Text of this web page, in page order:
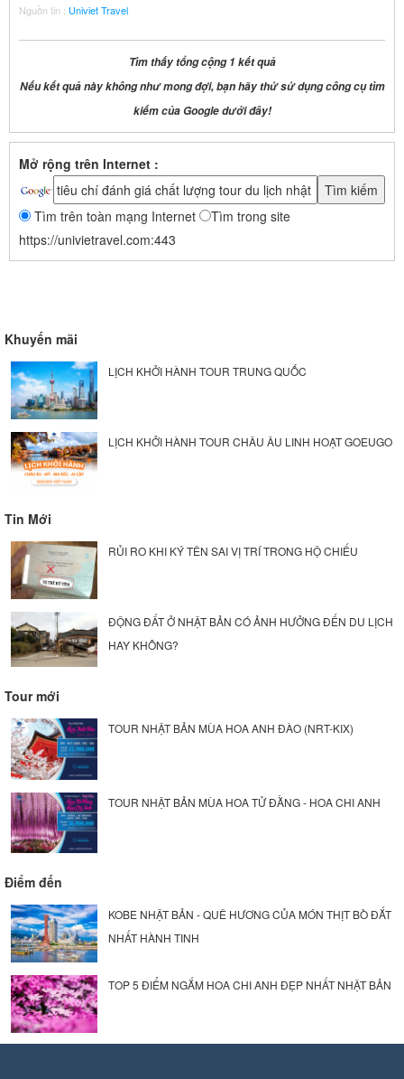
Nguồn tin : Univiet Travel
Tìm thấy tổng cộng 1 kết quả
Nếu kết quả này không như mong đợi, bạn hãy thử sử dụng công cụ tìm
kiếm của Google dưới đây!
Mở rộng trên Internet :
Tìm trên toàn mạng Internet
Tìm trong site
https://univietravel.com:443
Khuyến mãi
LỊCH KHỞI HÀNH TOUR TRUNG QUỐC
LỊCH KHỞI HÀNH TOUR CHÂU ÂU LINH HOẠT GOEUGO
Tin Mới
RỦI RO KHI KÝ TÊN SAI VỊ TRÍ TRONG HỘ CHIẾU
ĐỘNG ĐẤT Ở NHẬT BẢN CÓ ẢNH HƯỞNG ĐẾN DU LỊCH
HAY KHÔNG?
Tour mới
TOUR NHẬT BẢN MÙA HOA ANH ĐÀO (NRT-KIX)
TOUR NHẬT BẢN MÙA HOA TỬ ĐẰNG - HOA CHI ANH
Điểm đến
KOBE NHẬT BẢN - QUÊ HƯƠNG CỦA MÓN THỊT BÒ ĐẮT
NHẤT HÀNH TINH
TOP 5 ĐIỂM NGẮM HOA CHI ANH ĐẸP NHẤT NHẬT BẢN